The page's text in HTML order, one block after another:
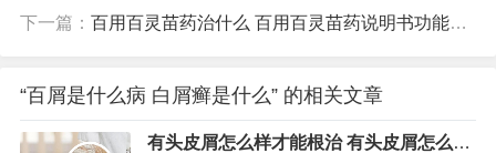
下一篇： 百用百灵苗药治什么 百用百灵苗药说明书功能主治
“百屑是什么病 白屑癣是什么” 的相关文章
有头皮屑怎么样才能根治 有头皮屑怎么样